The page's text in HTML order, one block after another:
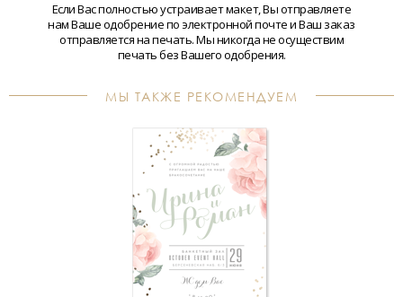
Если Вас полностью устраивает макет, Вы отправляете
нам Ваше одобрение по электронной почте и Ваш заказ
отправляется на печать. Мы никогда не осуществим
печать без Вашего одобрения.
МЫ ТАКЖЕ РЕКОМЕНДУЕМ